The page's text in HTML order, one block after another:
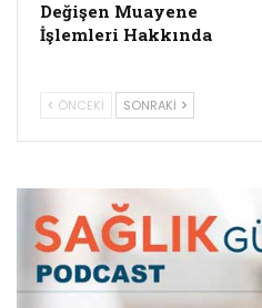
Değişen Muayene
İşlemleri Hakkında
ÖNCEKI SONRAKI